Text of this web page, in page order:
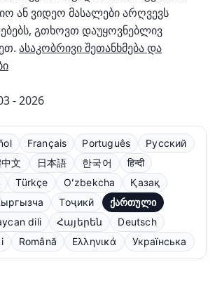
ან ვიდეო მასალები არღვევს
გთხოვთ დაუყოვნებლივ
ასაკობრივი შეთანხმება და
- 2026
Français Português
Русский
文 日本語 한국어
हिन्दी
Türkçe Oʻzbekcha
Қазақ
Тоҷикӣ
ქართული
dili Հայերեն
Deutsch
Română Ελληνικά Українська